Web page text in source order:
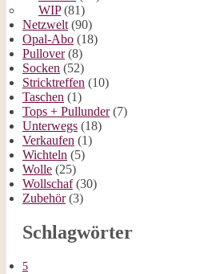
WIP(81)
Netzwelt (90)
Opal-Abo (18)
Pullover(8)
Socken (52)
Stricktreffen (10)
Taschen (1)
Tops + Pullunder(7)
Unterwegs (18)
Verkaufen (1)
Wichteln (5)
Wolle (25)
Wollschaf(30)
Zubehör(3)
Schlagwörter
5